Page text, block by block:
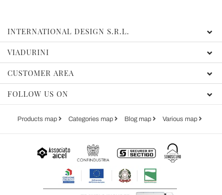
INTERNATIONAL DESIGN S.R.L.
VIADURINI
CUSTOMER AREA
FOLLOW US ON
Products map Categories map Blog map Various map